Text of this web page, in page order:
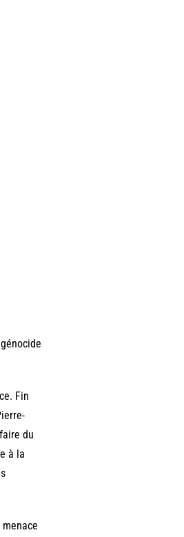
Fin
du
à la